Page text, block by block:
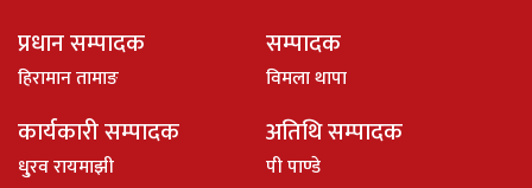
प्रधान सम्पादक
हिरामान तामाङ
सम्पादक
विमला थापा
कार्यकारी सम्पादक
धु्रव रायमाझी
अतिथि सम्पादक
पी पाण्डे